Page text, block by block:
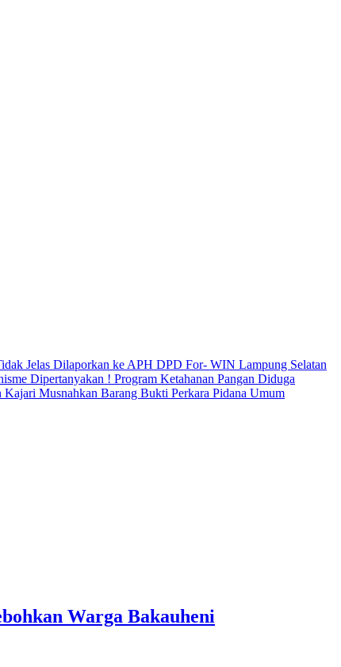
Jelas Dilaporkan ke APH DPD For- WIN Lampung Selatan
Dipertanyakan ! Program Ketahanan Pangan Diduga
Musnahkan Barang Bukti Perkara Pidana Umum
Warga Bakauheni